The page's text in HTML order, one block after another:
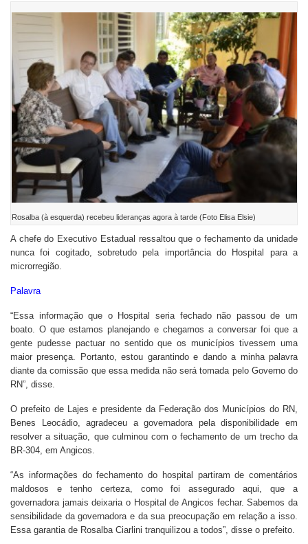
Rosalba (à esquerda) recebeu lideranças agora à tarde (Foto Elisa Elsie)
A chefe do Executivo Estadual ressaltou que o fechamento da unidade
nunca foi cogitado, sobretudo pela importância do Hospital para a
microrregião.
Palavra
“Essa informação que o Hospital seria fechado não passou de um
boato. O que estamos planejando e chegamos a conversar foi que a
gente pudesse pactuar no sentido que os municípios tivessem uma
maior presença. Portanto, estou garantindo e dando a minha palavra
diante da comissão que essa medida não será tomada pelo Governo do
RN”, disse.
O prefeito de Lajes e presidente da Federação dos Municípios do RN,
Benes Leocádio, agradeceu a governadora pela disponibilidade em
resolver a situação, que culminou com o fechamento de um trecho da
BR-304, em Angicos.
“As informações do fechamento do hospital partiram de comentários
maldosos e tenho certeza, como foi assegurado aqui, que a
governadora jamais deixaria o Hospital de Angicos fechar. Sabemos da
sensibilidade da governadora e da sua preocupação em relação a isso.
Essa garantia de Rosalba Ciarlini tranquilizou a todos”, disse o prefeito.